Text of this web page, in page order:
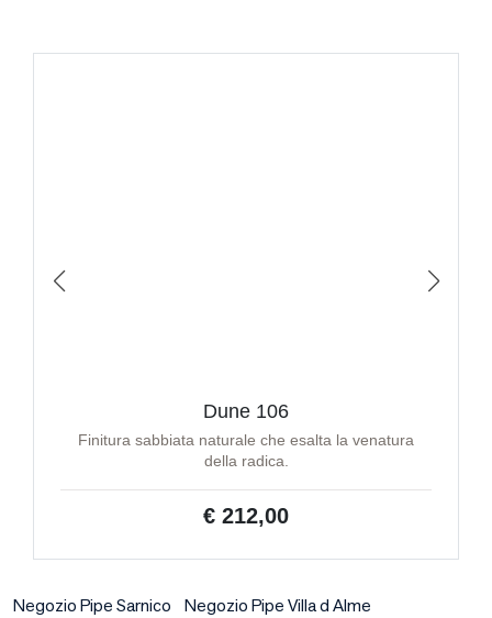
Dune 106
Finitura sabbiata naturale che esalta la venatura
della radica.
€ 212,00
Negozio Pipe Sarnico
Negozio Pipe Villa d Alme